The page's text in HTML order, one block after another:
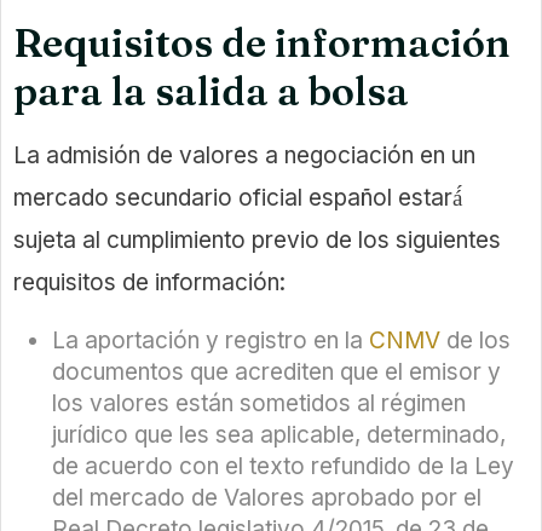
Requisitos de información
para la salida a bolsa
La admisión de valores a negociación en un
mercado secundario oficial español estará́
sujeta al cumplimiento previo de los siguientes
requisitos de información:
La aportación y registro en la CNMV de los
documentos que acrediten que el emisor y
los valores están sometidos al régimen
jurídico que les sea aplicable, determinado,
de acuerdo con el texto refundido de la Ley
del mercado de Valores aprobado por el